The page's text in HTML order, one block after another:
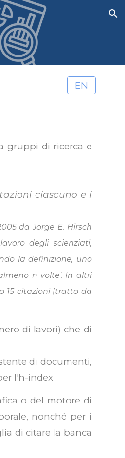
EN
gruppi di ricerca e
ciascuno e i
da Jorge E. Hirsch
degli scienziati,
la definizione, uno
n volte'. In altri
15 citazioni (tratto da
di lavori) che di
di documenti,
l'h-index
o del motore di
nonché per i
di citare la banca